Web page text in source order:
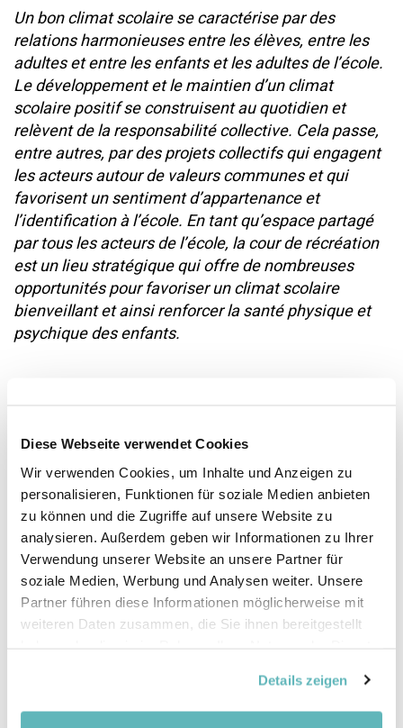
Diese Webseite verwendet Cookies
Wir verwenden Cookies, um Inhalte und Anzeigen zu
personalisieren, Funktionen für soziale Medien anbieten
zu können und die Zugriffe auf unsere Website zu
analysieren. Außerdem geben wir Informationen zu Ihrer
Verwendung unserer Website an unsere Partner für
soziale Medien, Werbung und Analysen weiter. Unsere
Partner führen diese Informationen möglicherweise mit
weiteren Daten zusammen, die Sie ihnen bereitgestellt
Details zeigen
Un bon climat scolaire se caractérise par des
relations harmonieuses entre les élèves, entre les
adultes et entre les enfants et les adultes de l’école.
Le développement et le maintien d’un climat
scolaire positif se construisent au quotidien et
relèvent de la responsabilité collective. Cela passe,
entre autres, par des projets collectifs qui engagent
les acteurs autour de valeurs communes et qui
favorisent un sentiment d’appartenance et
l’identification à l’école. En tant qu’espace partagé
par tous les acteurs de l’école, la cour de récréation
est un lieu stratégique qui offre de nombreuses
opportunités pour favoriser un climat scolaire
bienveillant et ainsi renforcer la santé physique et
psychique des enfants.